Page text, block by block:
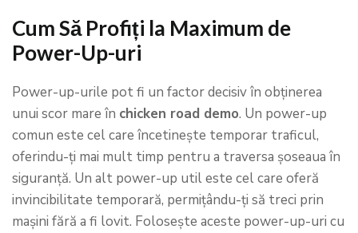
Cum Să Profiți la Maximum de
Power-Up-uri
Power-up-urile pot fi un factor decisiv în obținerea
unui scor mare în chicken road demo. Un power-up
comun este cel care încetinește temporar traficul,
oferindu-ți mai mult timp pentru a traversa șoseaua în
siguranță. Un alt power-up util este cel care oferă
invincibilitate temporară, permițându-ți să treci prin
mașini fără a fi lovit. Folosește aceste power-up-uri cu